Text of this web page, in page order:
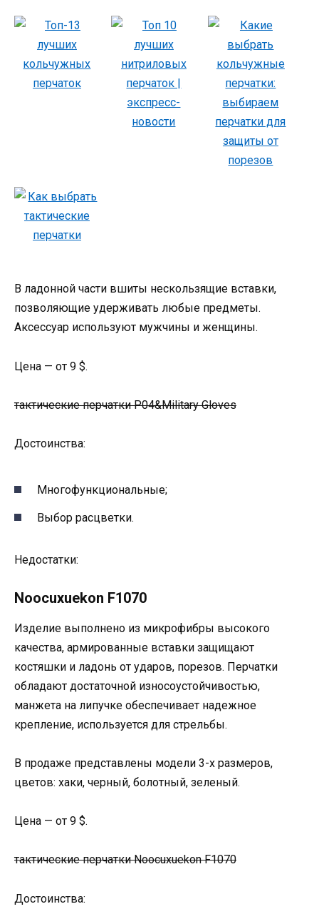
В ладонной части вшиты нескользящие вставки,
позволяющие удерживать любые предметы.
Аксессуар используют мужчины и женщины.
Цена — от 9 $.
тактические перчатки P04&Military Gloves
Достоинства:
Многофункциональные;
Выбор расцветки.
Недостатки:
Noocuxuekon F1070
Изделие выполнено из микрофибры высокого
качества, армированные вставки защищают
костяшки и ладонь от ударов, порезов. Перчатки
обладают достаточной износоустойчивостью,
манжета на липучке обеспечивает надежное
крепление, используется для стрельбы.
В продаже представлены модели 3-х размеров,
цветов: хаки, черный, болотный, зеленый.
Цена — от 9 $.
тактические перчатки Noocuxuekon F1070
Достоинства: